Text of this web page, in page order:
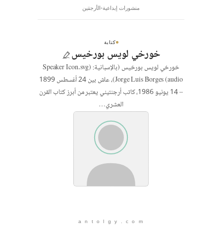
منشورات إبداعية الأرجنتين
كتابة
خورخي لويس بورخيس
خورخي لويس بورخيس (بالإسبانية: (Speaker Icon.svg
audio) Jorge Luis Borges)، عاش بين 24 أغسطس 1899
– 14 يونيو 1986، كاتب أرجنتيني يعتبر من أبرز كتاب القرن
العشري…
a n t o l g y . c o m